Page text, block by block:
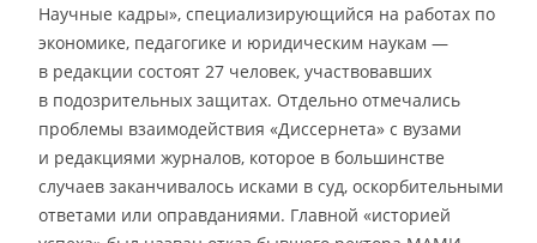
Научные кадры», специализирующийся на работах по
экономике, педагогике и юридическим наукам —
в редакции состоят 27 человек, участвовавших
в подозрительных защитах. Отдельно отмечались
проблемы взаимодействия «Диссернета» с вузами
и редакциями журналов, которое в большинстве
случаев заканчивалось исками в суд, оскорбительными
ответами или оправданиями. Главной «историей